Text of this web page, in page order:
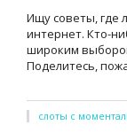
Ищу советы, где
интернет. Кто-
широким
Поделитесь,
слоты с